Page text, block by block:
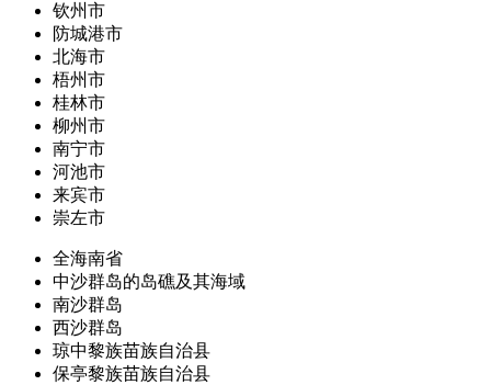
钦州市
防城港市
北海市
梧州市
桂林市
柳州市
南宁市
河池市
来宾市
崇左市
全海南省
中沙群岛的岛礁及其海域
南沙群岛
西沙群岛
琼中黎族苗族自治县
保亭黎族苗族自治县